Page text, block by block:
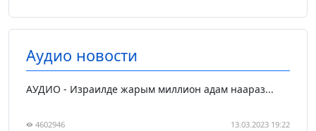
Аудио новости
АУДИО - Израилде жарым миллион адам наараз...
4602946 13.03.2023 19:22